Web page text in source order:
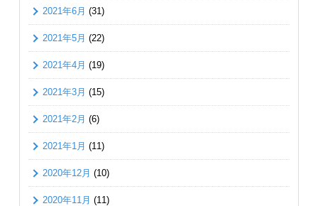
2021年6月 (31)
2021年5月 (22)
2021年4月 (19)
2021年3月 (15)
2021年2月 (6)
2021年1月 (11)
2020年12月 (10)
2020年11月 (11)